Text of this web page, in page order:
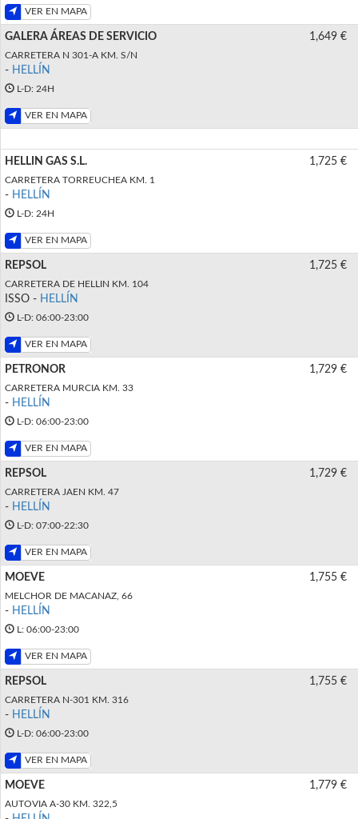
VER EN MAPA
GALERA ÁREAS DE SERVICIO
CARRETERA N 301-A KM. S/N
- HELLÍN
L-D: 24H
VER EN MAPA
1,649 €
HELLIN GAS S.L.
CARRETERA TORREUCHEA KM. 1
- HELLÍN
L-D: 24H
VER EN MAPA
1,725 €
REPSOL
CARRETERA DE HELLIN KM. 104
ISSO - HELLÍN
L-D: 06:00-23:00
VER EN MAPA
1,725 €
PETRONOR
CARRETERA MURCIA KM. 33
- HELLÍN
L-D: 06:00-23:00
VER EN MAPA
1,729 €
REPSOL
CARRETERA JAEN KM. 47
- HELLÍN
L-D: 07:00-22:30
VER EN MAPA
1,729 €
MOEVE
MELCHOR DE MACANAZ, 66
- HELLÍN
L: 06:00-23:00
VER EN MAPA
1,755 €
REPSOL
CARRETERA N-301 KM. 316
- HELLÍN
L-D: 06:00-23:00
VER EN MAPA
1,755 €
MOEVE
AUTOVIA A-30 KM. 322,5
1,779 €